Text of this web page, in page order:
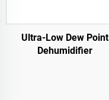
Ultra-Low Dew Point
Dehumidifier